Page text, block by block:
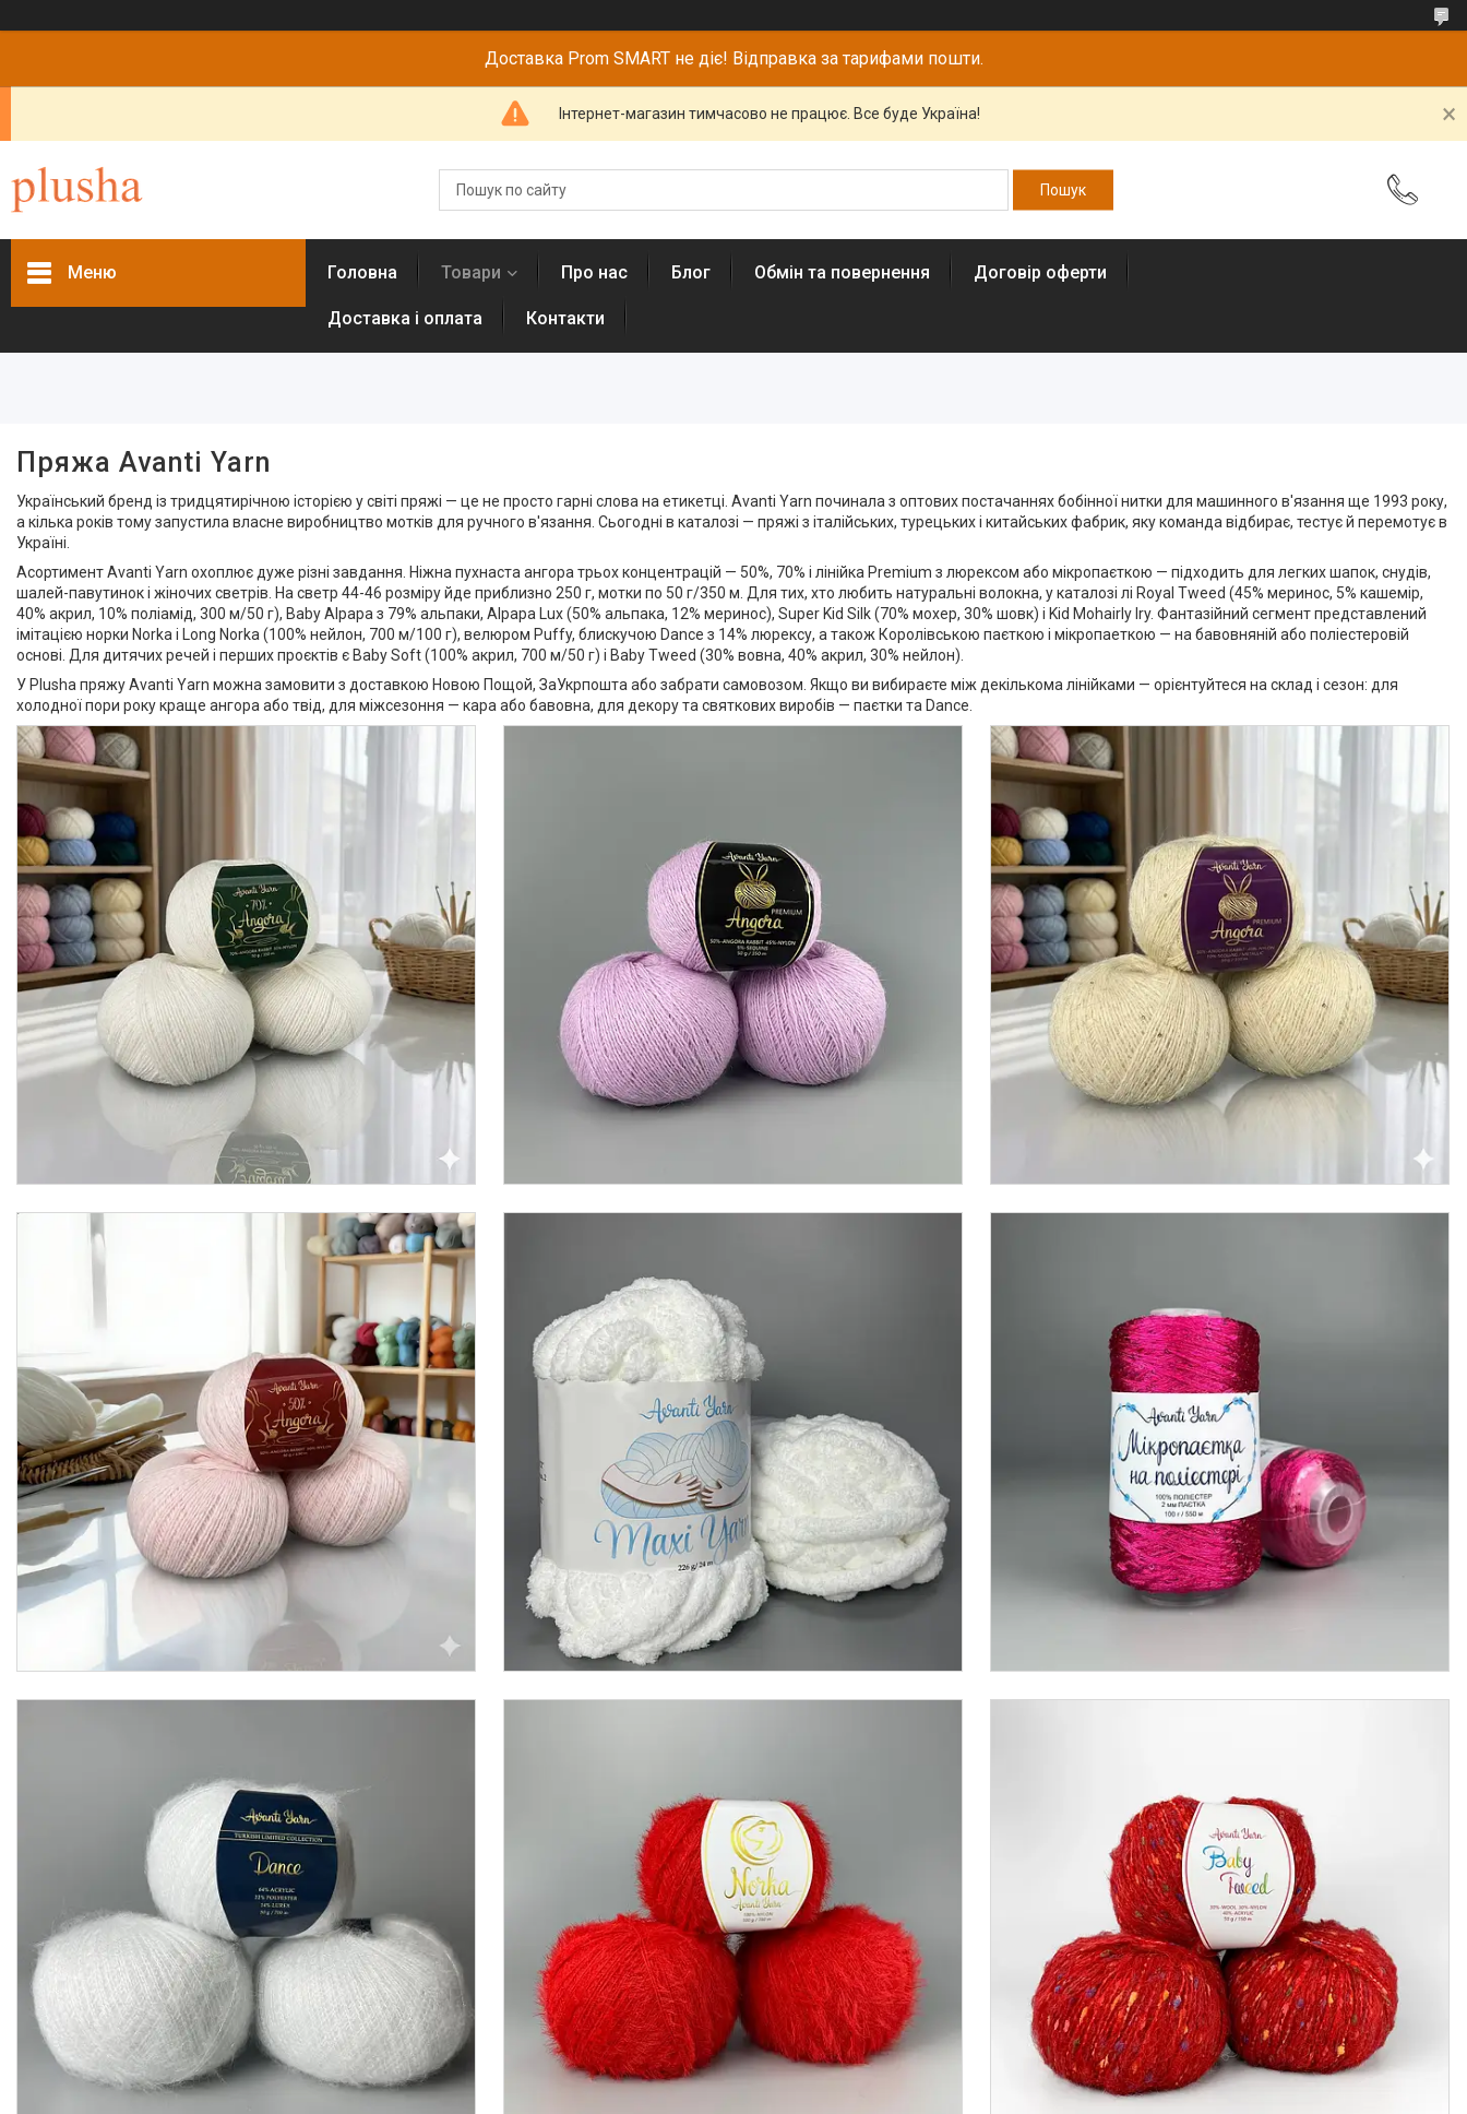
Доставка Prom SMART не діє! Відправка за тарифами пошти.
Інтернет-магазин тимчасово не працює. Все буде Україна!
Меню
Білий 67
Голубой
Ще 17
Головна Товари Про нас Блог Обмін та повернення Договір оферти
Доставка і оплата Контакти
Пряжа Avanti Yarn
Український бренд із тридцятирічною історією у світі пряжі — це не просто гарні слова на етикетці. Avanti Yarn починала з оптових постачаннях бобінної нитки для машинного в'язання ще 1993 року,
а кілька років тому запустила власне виробництво мотків для ручного в'язання. Сьогодні в каталозі — пряжі з італійських, турецьких і китайських фабрик, яку команда відбирає, тестує й перемотує в
Україні.
Асортимент Avanti Yarn охоплює дуже різні завдання. Ніжна пухнаста ангора трьох концентрацій — 50%, 70% і лінійка Premium з люрексом або мікропаєткою — підходить для легких шапок, снудів,
шалей-павутинок і жіночих светрів. На светр 44-46 розміру йде приблизно 250 г, мотки по 50 г/350 м. Для тих, хто любить натуральні волокна, у каталозі лі Royal Tweed (45% меринос, 5% кашемір,
40% акрил, 10% поліамід, 300 м/50 г), Baby Alpapa з 79% альпаки, Alpapa Lux (50% альпака, 12% меринос), Super Kid Silk (70% мохер, 30% шовк) і Kid Mohairly Iry. Фантазійний сегмент представлений
імітацією норки Norka і Long Norka (100% нейлон, 700 м/100 г), велюром Puffy, блискучою Dance з 14% люрексу, а також Королівською паєткою і мікропаеткою — на бавовняній або поліестеровій
основі. Для дитячих речей і перших проєктів є Baby Soft (100% акрил, 700 м/50 г) і Baby Tweed (30% вовна, 40% акрил, 30% нейлон).
У Plusha пряжу Avanti Yarn можна замовити з доставкою Новою Пощой, ЗаУкрпошта або забрати самовозом. Якщо ви вибираєте між декількома лінійками — орієнтуйтеся на склад і сезон: для
холодної пори року краще ангора або твід, для міжсезоння — каpa або бавовна, для декору та святкових виробів — паєтки та Dance.